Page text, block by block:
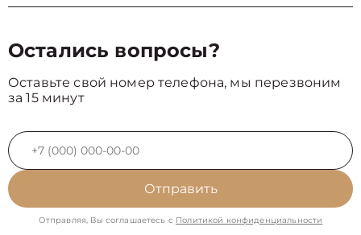
Остались вопросы?
Оставьте свой номер телефона, мы перезвоним
за 15 минут
Отправить
Отправляя, Вы соглашаетесь с Политикой конфиденциальности